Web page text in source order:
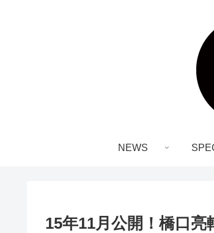
NEWS
15年11月公開！橋口